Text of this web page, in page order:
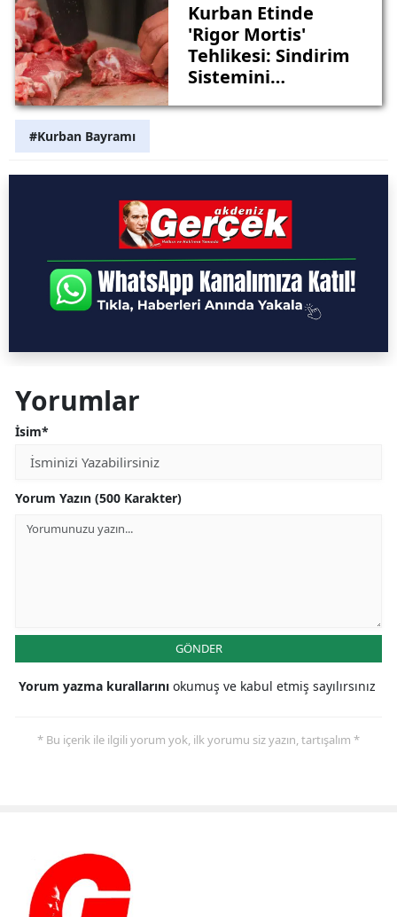
Kurban Etinde
'Rigor Mortis'
Tehlikesi: Sindirim
Sistemini
#Kurban Bayramı
Yorumlar
İsim*
Yorum Yazın (500 Karakter)
GÖNDER
Yorum yazma kurallarını okumuş ve kabul etmiş sayılırsınız
* Bu içerik ile ilgili yorum yok, ilk yorumu siz yazın, tartışalım *